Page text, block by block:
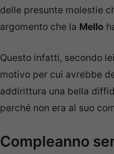
delle presunte molestie
argomento che la Mello
Questo infatti, secondo
motivo per cui avrebbe
addirittura una bella
perché non era al suo
Compleanno